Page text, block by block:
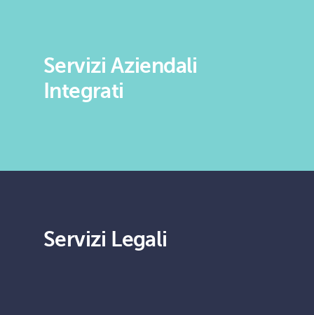
Servizi Aziendali
Integrati
Servizi Legali